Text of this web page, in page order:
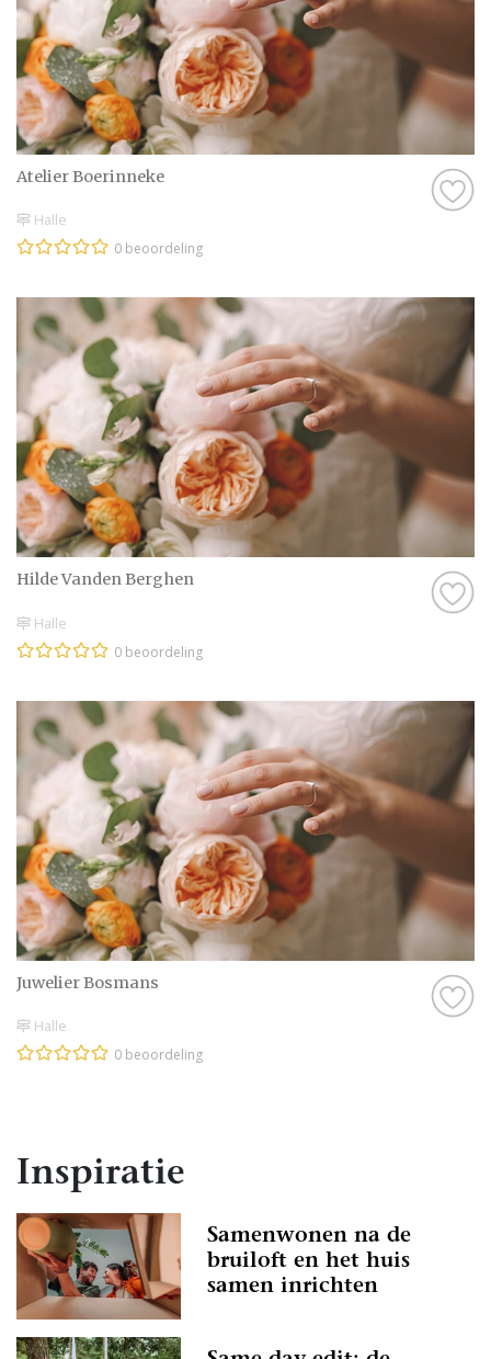
Atelier Boerinneke
Halle
0 beoordeling
Hilde Vanden Berghen
Halle
0 beoordeling
Juwelier Bosmans
Halle
0 beoordeling
Inspiratie
Samenwonen na de
bruiloft en het huis
samen inrichten